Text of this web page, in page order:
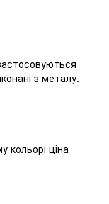
з металу.
кольорі ціна